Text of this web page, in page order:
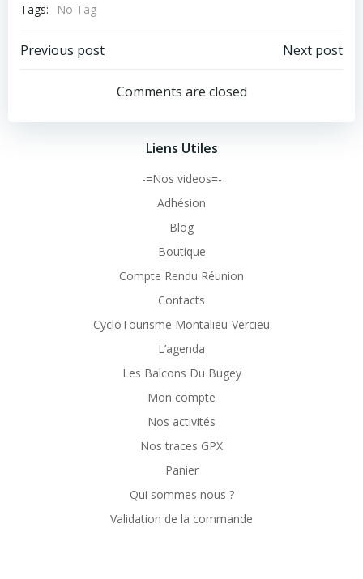
Tags:
No Tag
Post
navigation
Previous post
navigation
Next post
Comments are closed
Liens Utiles
-=Nos videos=-
Adhésion
Blog
Boutique
Compte Rendu Réunion
Contacts
CycloTourisme Montalieu-Vercieu
L’agenda
Les Balcons Du Bugey
Mon compte
Nos activités
Nos traces GPX
Panier
Qui sommes nous ?
Validation de la commande